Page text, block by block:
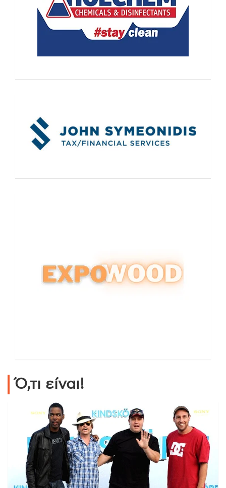
Ό,τι είναι!